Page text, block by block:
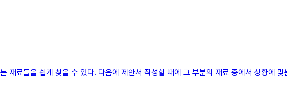
재료들을 쉽게 찾을 수 있다. 다음에 제안서 작성할 때에 그 부분의 재료 중에서 상황에